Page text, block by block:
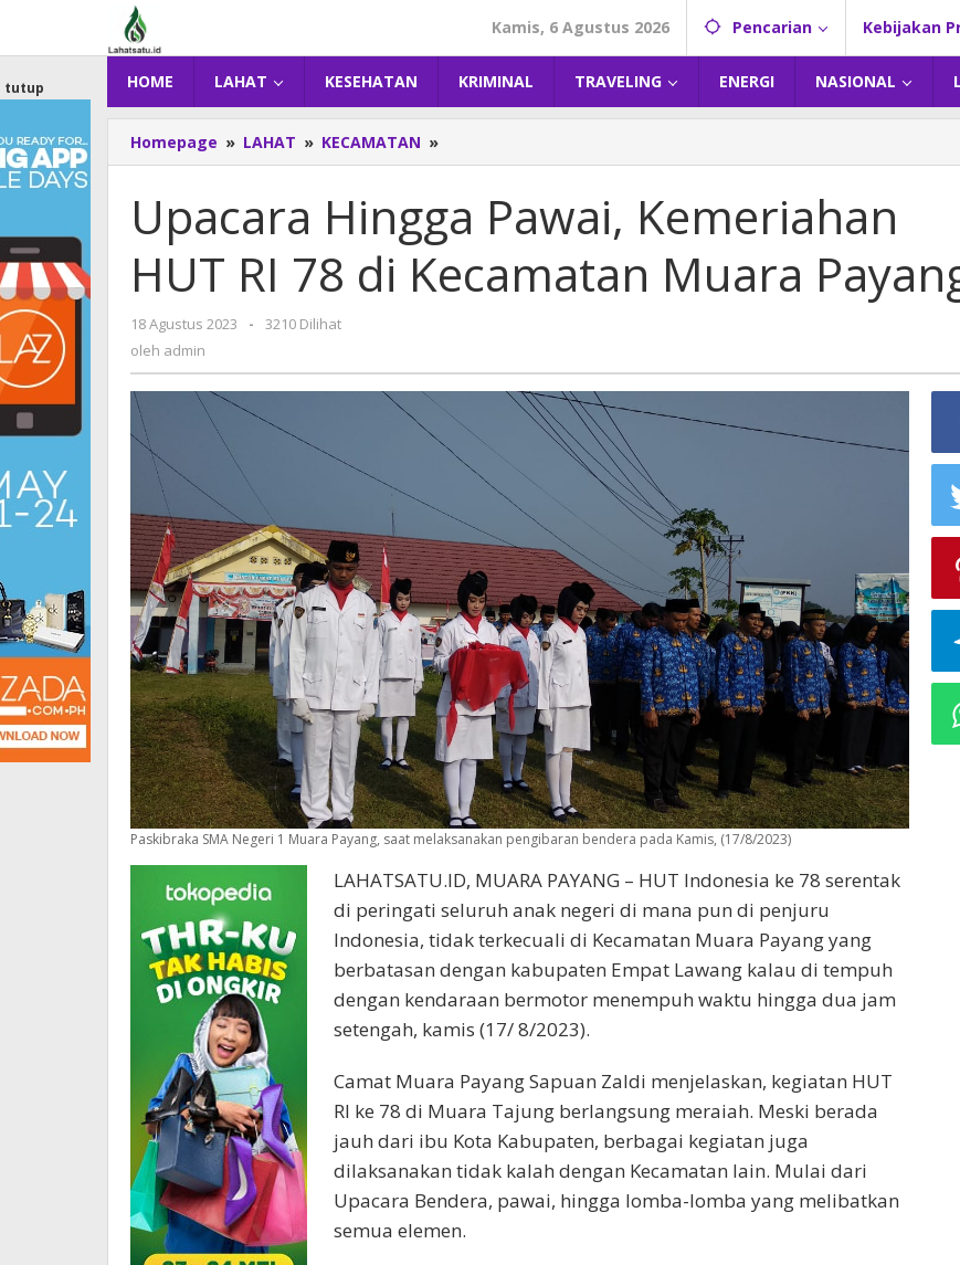
konten
Kamis, 6 Agustus 2026 Pencarian Kebijakan
HOME LAHAT KESEHATAN KRIMINAL TRAVELING ENERGI NASIONAL
tutup
Homepage » LAHAT » KECAMATAN »
Hingga
Kemeriahan
HUT
78
Payang
Upacara Hingga Pawai, Kemeriahan
HUT RI 78 di Kecamatan Muara
18 Agustus 2023
oleh
-
3210 Dilihat
oleh admin
Paskibraka SMA Negeri 1 Muara Payang, saat melaksanakan pengibaran bendera pada Kamis, (17/8/2023)
LAHATSATU.ID, MUARA PAYANG – HUT Indonesia ke 78 serentak
di peringati seluruh anak negeri di mana pun di penjuru
Indonesia, tidak terkecuali di Kecamatan Muara Payang yang
berbatasan dengan kabupaten Empat Lawang kalau di tempuh
dengan kendaraan bermotor menempuh waktu hingga dua jam
setengah, kamis (17/ 8/2023).
Camat Muara Payang Sapuan Zaldi menjelaskan, kegiatan HUT
RI ke 78 di Muara Tajung berlangsung meraiah. Meski berada
jauh dari ibu Kota Kabupaten, berbagai kegiatan juga
dilaksanakan tidak kalah dengan Kecamatan lain. Mulai dari
Upacara Bendera, pawai, hingga lomba-lomba yang melibatkan
semua elemen.